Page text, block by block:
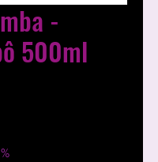
-
500ml